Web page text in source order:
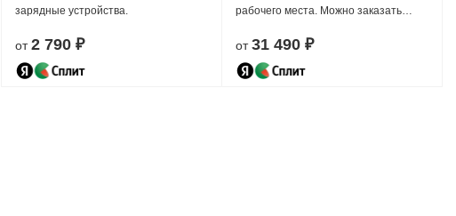
зарядные устройства.
от2 790 ₽
рабочего места. Можно заказать
параметры.
от31 490 ₽